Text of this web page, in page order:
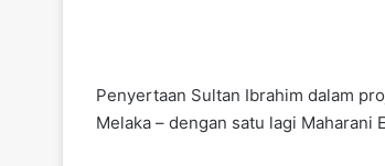
Penyertaan Sultan Ibrahim dalam
Melaka – dengan satu lagi Maharani